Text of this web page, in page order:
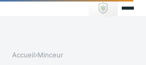
Accueil›Minceur